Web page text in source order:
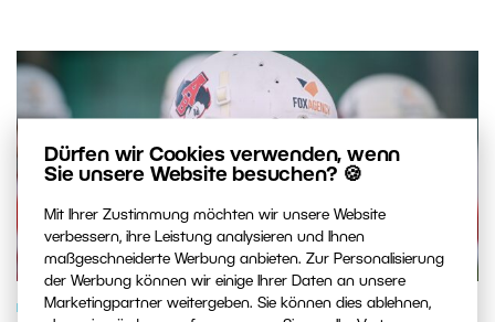
Dürfen wir Cookies verwenden, wenn
Sie unsere Website besuchen? 🍪
Mit Ihrer Zustimmung möchten wir unsere Website
verbessern, ihre Leistung analysieren und Ihnen
maßgeschneiderte Werbung anbieten. Zur Personalisierung
der Werbung können wir einige Ihrer Daten an unsere
Marketingpartner weitergeben. Sie können dies ablehnen,
FOTOAUSRÜSTUNG